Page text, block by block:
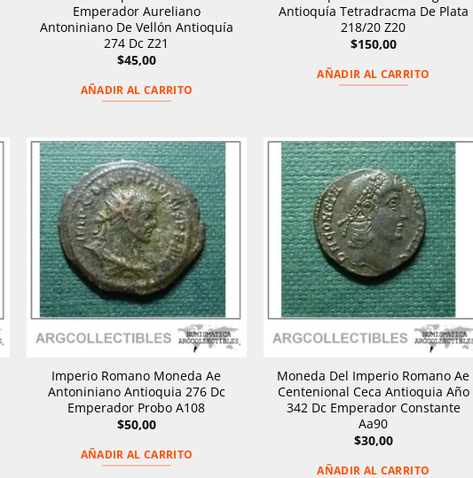
Emperador Aureliano
Antoniniano De Vellón Antioquía
274 Dc Z21
$45,00
AÑADIR AL CARRITO
Antioquía Tetradracma De Plata
218/20 Z20
$150,00
AÑADIR AL CARRITO
Imperio Romano Moneda Ae
Antoniniano Antioquia 276 Dc
Emperador Probo A108
$50,00
AÑADIR AL CARRITO
Moneda Del Imperio Romano Ae
Centenional Ceca Antioquia Año
342 Dc Emperador Constante
Aa90
$30,00
AÑADIR AL CARRITO